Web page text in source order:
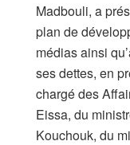
Madbouli, a
plan de
médias ainsi
ses dettes, en
chargé des
Eissa, du
Kouchouk, du